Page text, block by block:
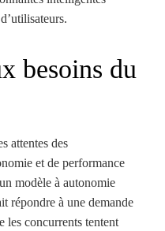
besoins du
attentes des
et de performance
modèle à autonomie
répondre à une demande
les concurrents tentent